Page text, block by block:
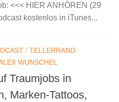
<<< HIER ANHÖREN (29
kostenlos in iTunes...
/ TELLERRAND
WUNSCHEL
Traumjobs in
Marken-Tattoos,